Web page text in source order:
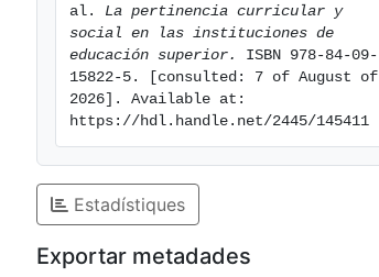
al. La pertinencia curricular y
social en las instituciones de
educación superior.
ISBN 978-84-09-
15822-5. [consulted: 7 of August of
2026]. Available at:
https://hdl.handle.net/2445/145411
Estadístiques
Exportar metadades